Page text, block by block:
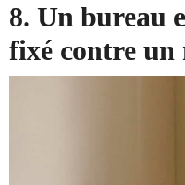
8. Un bureau
fixé contre